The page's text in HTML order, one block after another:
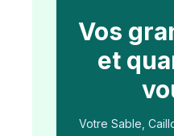
Vos
et
Votre Sable,